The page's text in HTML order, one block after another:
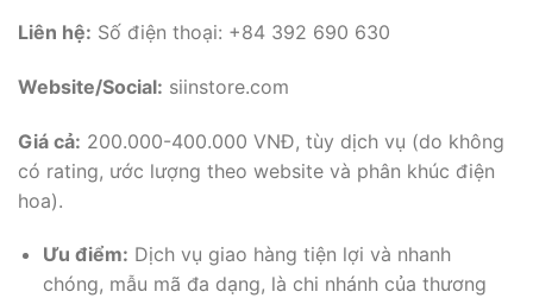
Liên hệ: Số điện thoại: +84 392 690 630
Website/Social: siinstore.com
Giá cả: 200.000-400.000 VNĐ, tùy dịch vụ (do không
có rating, ước lượng theo website và phân khúc điện
hoa).
Ưu điểm: Dịch vụ giao hàng tiện lợi và nhanh
chóng, mẫu mã đa dạng, là chi nhánh của thương